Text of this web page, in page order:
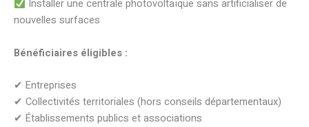
Installer une centrale photovoltaïque sans artificialiser de
nouvelles surfaces
Bénéficiaires éligibles :
✔ Entreprises
✔ Collectivités territoriales (hors conseils départementaux)
✔ Établissements publics et associations